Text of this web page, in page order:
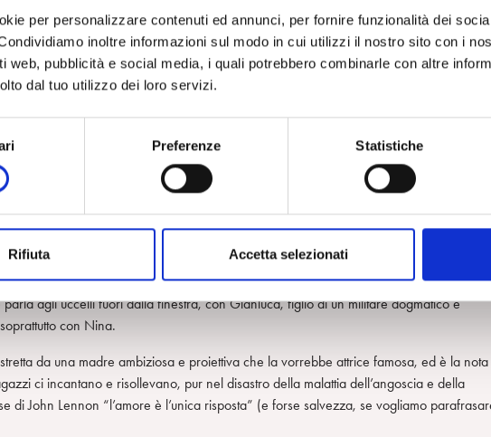
per personalizzare contenuti ed annunci, per fornire funzionalità dei
inoltre informazioni sul modo in cui utilizzi il nostro sito con i
web, pubblicità e social media, i quali potrebbero combinarle con altre
dal tuo utilizzo dei loro servizi.
Preferenze Statistiche
Rifiuta Accetta selezionati
descrizione di questi posti di cura: ad esempio le finestre costantemente aperte,
e una certa costrizione a stare nelle proprie stanze, con il pasto sempre servito a
alla mia esperienza in Neuropsichiatria Infantile. Trovo poi piuttosto frequente nella
di avere per i pazienti, momenti di condivisione e di cura gruppale, coordinati dagli
Compare poi nella stanza condivisa un paziente in stato comatoso, di cui non si
sarebbe ricoverato in un contesto come quello descritto.
della narrazione e di ciò che vuole significare: il riannodarsi di rapporti affettivi,
e la salvezza attraverso l’Altro, nello specifico attraverso l’amore e la
storia vera da cui è tratta la fiction ciò sia veramente accaduto al protagonista,
Tanto da perdere la testa per la bella Nina, coronatrice del suo sogno
come è nella caratteristica dei suoi sintomi, ma trova un filone affettivo
agli uccelli fuori dalla finestra, con Gianluca, figlio di un militare dogmatico e
con Nina.
da una madre ambiziosa e proiettiva che la vorrebbe attrice famosa, ed è la nota
ci incantano e risollevano, pur nel disastro della malattia dell’angoscia e della
di John Lennon “l’amore è l’unica risposta” (e forse salvezza, se vogliamo